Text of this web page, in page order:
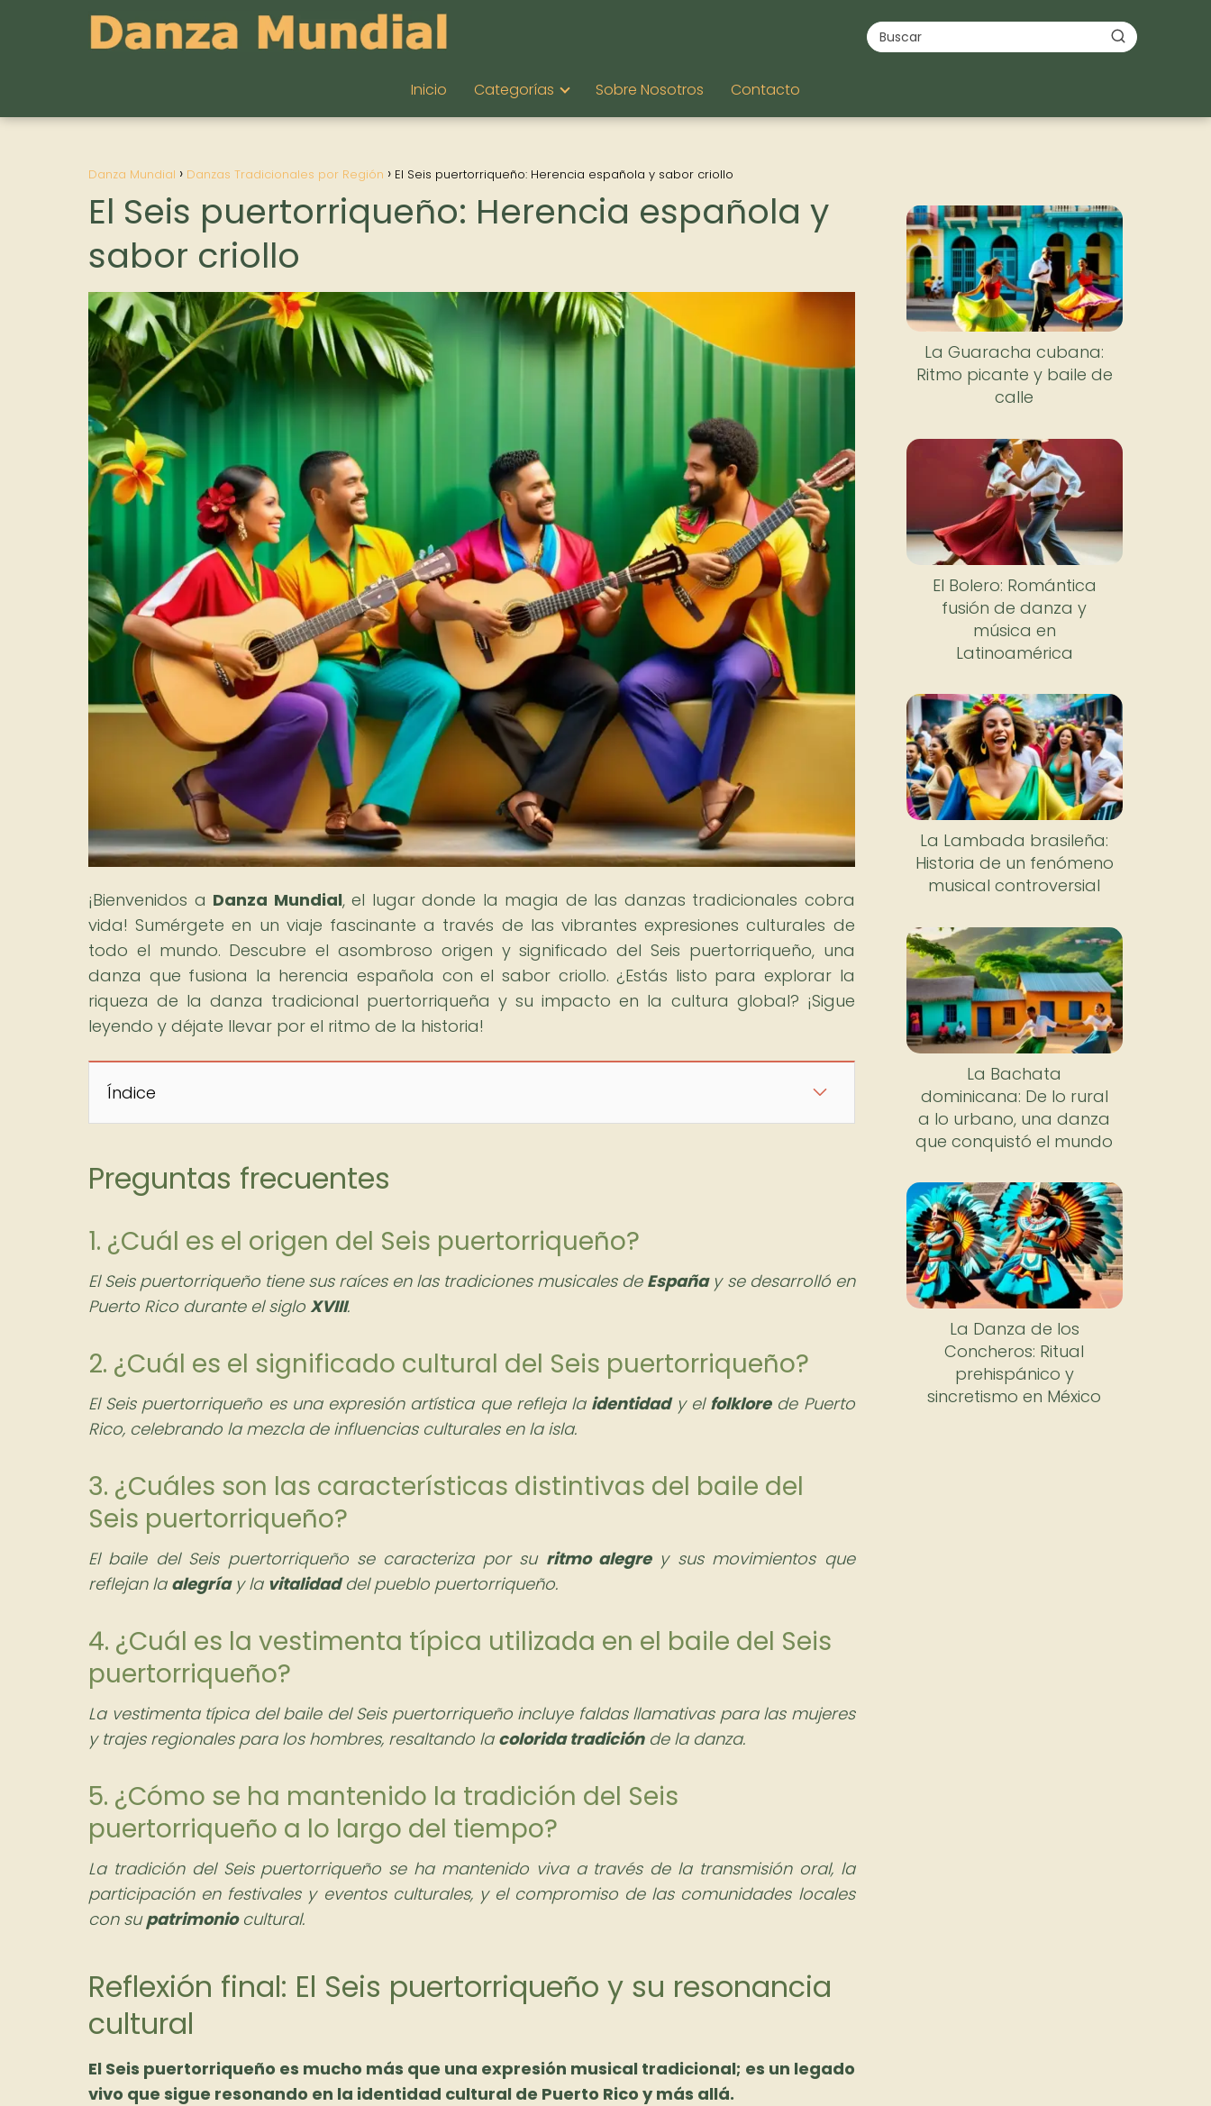
Inicio Categorías Sobre Nosotros Contacto
Danza Mundial Danzas Tradicionales por Región El Seis puertorriqueño: Herencia española y sabor criollo
El Seis puertorriqueño: Herencia española y
sabor criollo
¡Bienvenidos a Danza Mundial, el lugar donde la magia de las danzas tradicionales cobra
vida! Sumérgete en un viaje fascinante a través de las vibrantes expresiones culturales de
todo el mundo. Descubre el asombroso origen y significado del Seis puertorriqueño, una
danza que fusiona la herencia española con el sabor criollo. ¿Estás listo para explorar la
riqueza de la danza tradicional puertorriqueña y su impacto en la cultura global? ¡Sigue
leyendo y déjate llevar por el ritmo de la historia!
Índice
Preguntas frecuentes
1. ¿Cuál es el origen del Seis puertorriqueño?
El Seis puertorriqueño tiene sus raíces en las tradiciones musicales de Españay se desarrolló en
Puerto Rico durante el siglo XVIII.
2. ¿Cuál es el significado cultural del Seis puertorriqueño?
El Seis puertorriqueño es una expresión artística que refleja la identidady el folklorede Puerto
Rico, celebrando la mezcla de influencias culturales en la isla.
3. ¿Cuáles son las características distintivas del baile del
Seis puertorriqueño?
El baile del Seis puertorriqueño se caracteriza por su ritmo alegrey sus movimientos que
reflejan la alegríay la vitalidaddel pueblo puertorriqueño.
4. ¿Cuál es la vestimenta típica utilizada en el baile del Seis
puertorriqueño?
La vestimenta típica del baile del Seis puertorriqueño incluye faldas llamativas para las mujeres
y trajes regionales para los hombres, resaltando la colorida tradiciónde la danza.
5. ¿Cómo se ha mantenido la tradición del Seis
puertorriqueño a lo largo del tiempo?
La tradición del Seis puertorriqueño se ha mantenido viva a través de la transmisión oral, la
participación en festivales y eventos culturales, y el compromiso de las comunidades locales
con supatrimoniocultural.
Reflexión final: El Seis puertorriqueño y su resonancia
cultural
El Seis puertorriqueño es mucho más que una expresión musical tradicional; es un legado
vivo que sigue resonando en la identidad cultural de Puerto Rico y más allá.
La Guaracha cubana:
Ritmo picante y baile de
calle
El Bolero: Romántica
fusión de danza y
música en
Latinoamérica
La Lambada brasileña:
Historia de un fenómeno
musical controversial
La Bachata
dominicana: De lo rural
a lo urbano, una danza
que conquistó el mundo
La Danza de los
Concheros: Ritual
prehispánico y
sincretismo en México